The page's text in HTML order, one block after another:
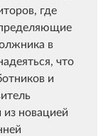
где
в
что
и
из новацией